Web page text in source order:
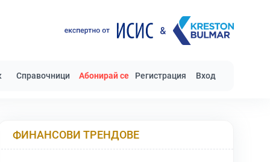
Справочници Абонирай се Регистрация Вход
ФИНАНСОВИ ТРЕНДОВЕ